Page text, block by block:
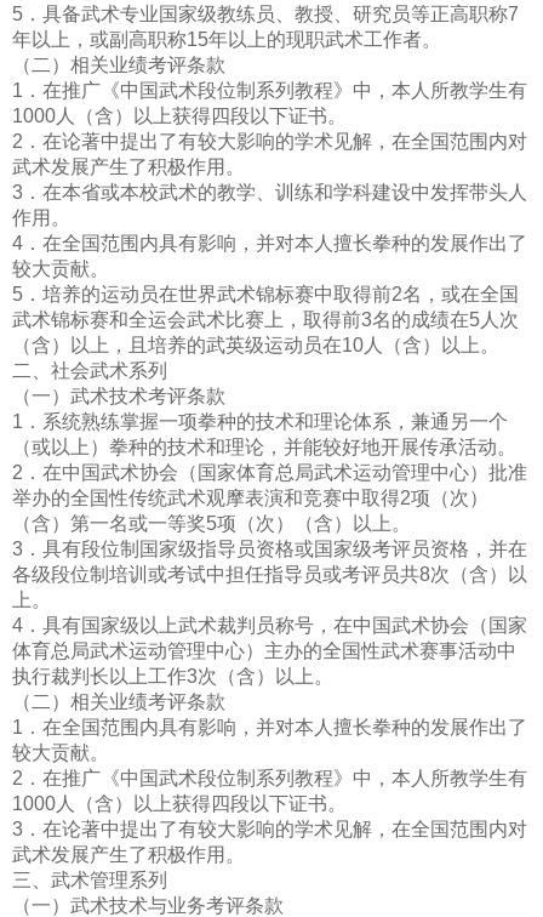
5．具备武术专业国家级教练员、教授、研究员等正高职称7
年以上，或副高职称15年以上的现职武术工作者。
（二）相关业绩考评条款
1．在推广《中国武术段位制系列教程》中，本人所教学生有
1000人（含）以上获得四段以下证书。
2．在论著中提出了有较大影响的学术见解，在全国范围内对
武术发展产生了积极作用。
3．在本省或本校武术的教学、训练和学科建设中发挥带头人
作用。
4．在全国范围内具有影响，并对本人擅长拳种的发展作出了
较大贡献。
5．培养的运动员在世界武术锦标赛中取得前2名，或在全国
武术锦标赛和全运会武术比赛上，取得前3名的成绩在5人次
（含）以上，且培养的武英级运动员在10人（含）以上。
二、社会武术系列
（一）武术技术考评条款
1．系统熟练掌握一项拳种的技术和理论体系，兼通另一个
（或以上）拳种的技术和理论，并能较好地开展传承活动。
2．在中国武术协会（国家体育总局武术运动管理中心）批准
举办的全国性传统武术观摩表演和竞赛中取得2项（次）
（含）第一名或一等奖5项（次）（含）以上。
3．具有段位制国家级指导员资格或国家级考评员资格，并在
各级段位制培训或考试中担任指导员或考评员共8次（含）以
上。
4．具有国家级以上武术裁判员称号，在中国武术协会（国家
体育总局武术运动管理中心）主办的全国性武术赛事活动中
执行裁判长以上工作3次（含）以上。
（二）相关业绩考评条款
1．在全国范围内具有影响，并对本人擅长拳种的发展作出了
较大贡献。
2．在推广《中国武术段位制系列教程》中，本人所教学生有
1000人（含）以上获得四段以下证书。
3．在论著中提出了有较大影响的学术见解，在全国范围内对
武术发展产生了积极作用。
三、武术管理系列
（一）武术技术与业务考评条款